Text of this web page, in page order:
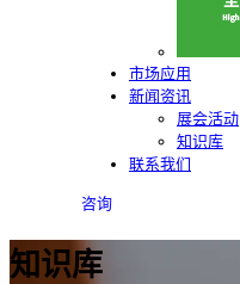
市场应用
新闻资讯
展会活动
知识库
联系我们
咨询
知识库